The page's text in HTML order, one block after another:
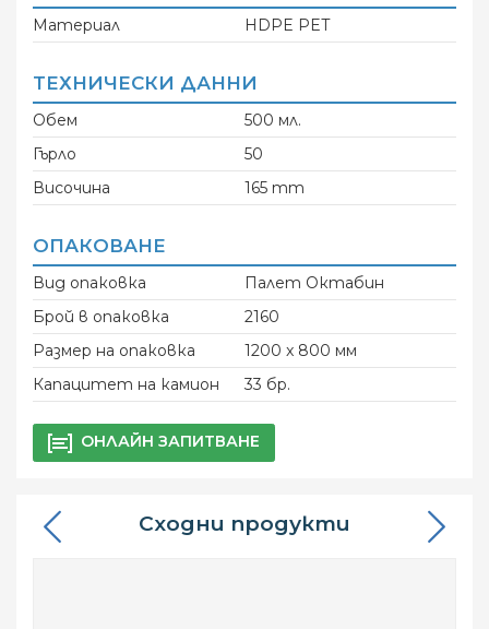
Материал HDPE PET
ТЕХНИЧЕСКИ ДАННИ
Обем
500 мл.
Гърло
50
Височина
165 mm
ОПАКОВАНЕ
Вид опаковка
Палет Октабин
Брой в опаковка
2160
Размер на опаковка
1200 x 800 мм
Капацитет на камион
33 бр.
ОНЛАЙН ЗАПИТВАНЕ
Сходни продукти